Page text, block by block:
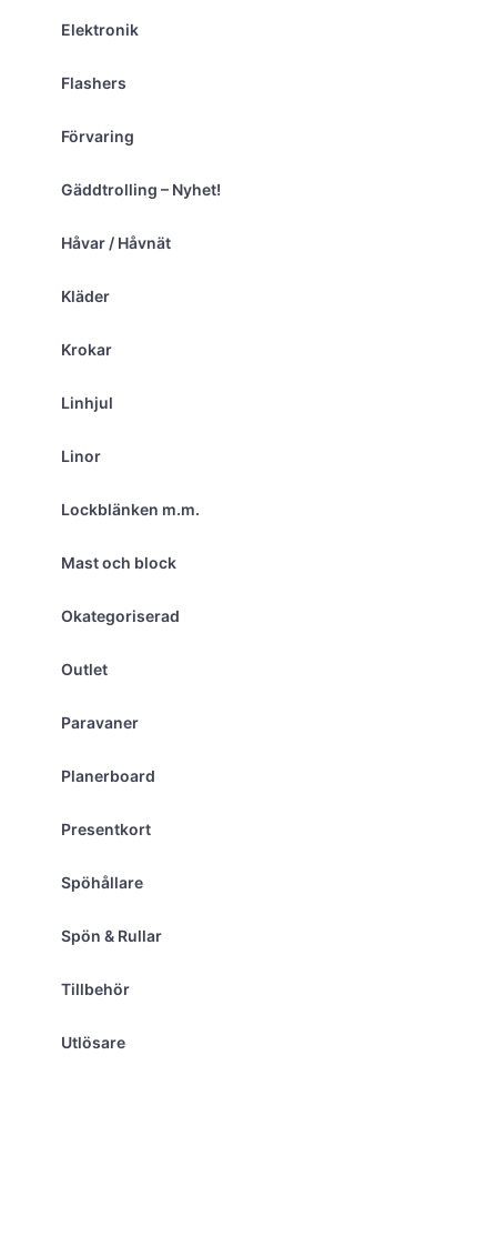
Elektronik
Flashers
Förvaring
Gäddtrolling – Nyhet!
Håvar / Håvnät
Kläder
Krokar
Linhjul
Linor
Lockblänken m.m.
Mast och block
Okategoriserad
Outlet
Paravaner
Planerboard
Presentkort
Spöhållare
Spön & Rullar
Tillbehör
Utlösare